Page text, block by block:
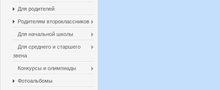
Для родителей
Родителям второклассников
Для начальной школы
Для среднего и старшего
звена
Конкурсы и олимпиады
Фотоальбомы